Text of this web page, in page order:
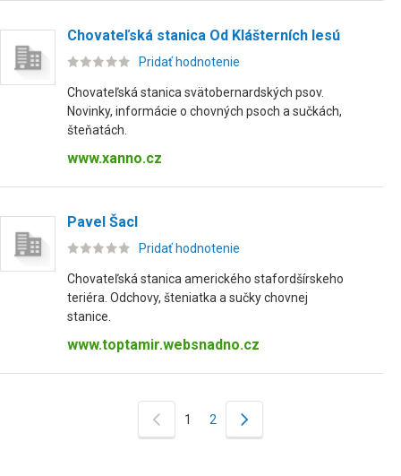
Chovateľská stanica Od Klášterních lesú
Pridať hodnotenie
Chovateľská stanica svätobernardských psov.
Novinky, informácie o chovných psoch a sučkách,
šteňatách.
www.xanno.cz
Pavel Šacl
Pridať hodnotenie
Chovateľská stanica amerického stafordšírskeho
teriéra. Odchovy, šteniatka a sučky chovnej
stanice.
www.toptamir.websnadno.cz
1 2